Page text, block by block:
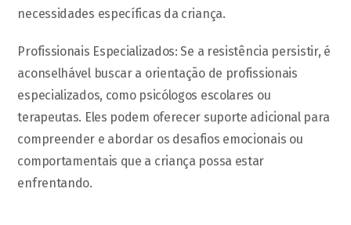
necessidades específicas da criança.
Profissionais Especializados: Se a resistência persistir, é
aconselhável buscar a orientação de profissionais
especializados, como psicólogos escolares ou
terapeutas. Eles podem oferecer suporte adicional para
compreender e abordar os desafios emocionais ou
comportamentais que a criança possa estar
enfrentando.